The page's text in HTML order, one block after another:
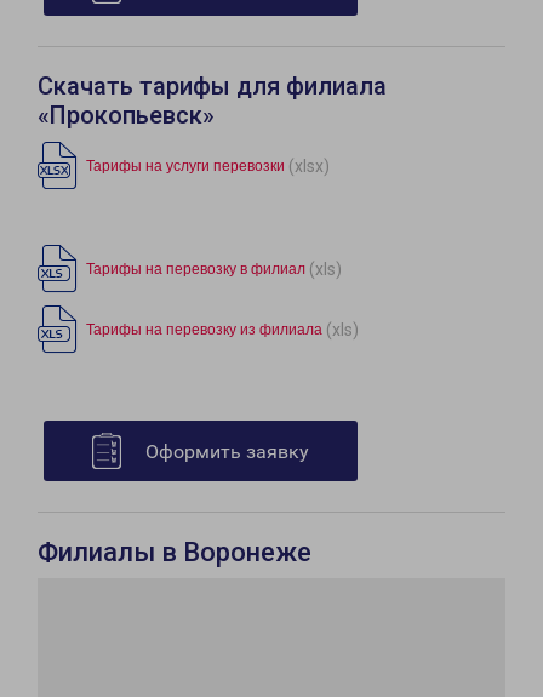
Скачать тарифы для филиала
«Прокопьевск»
Тарифы на услуги перевозки (xlsx)
Тарифы на перевозку в филиал (xls)
Тарифы на перевозку из филиала (xls)
Оформить заявку
Филиалы в Воронеже